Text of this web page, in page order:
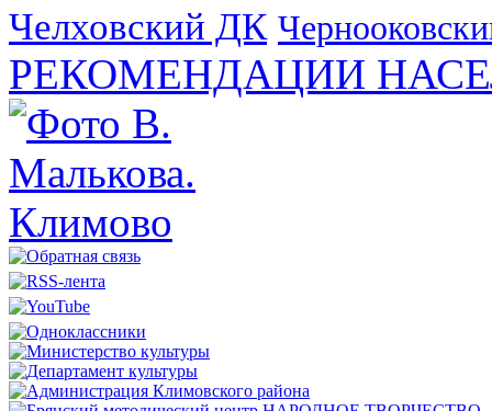
Челховский ДК
РЕКОМЕНДАЦИИ